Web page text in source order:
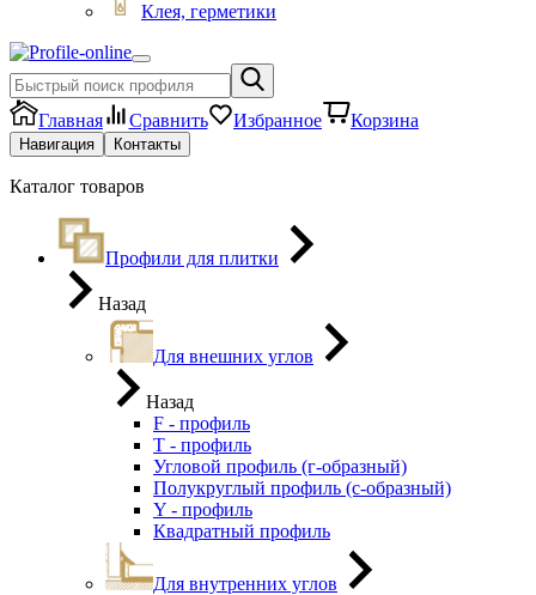
Клея, герметики
Главная Сравнить Избранное Корзина
Навигация Контакты
Каталог товаров
Профили для плитки
Назад
Для внешних углов
Назад
F - профиль
Т - профиль
Угловой профиль (г-образный)
Полукруглый профиль (с-образный)
Y - профиль
Квадратный профиль
Для внутренних углов